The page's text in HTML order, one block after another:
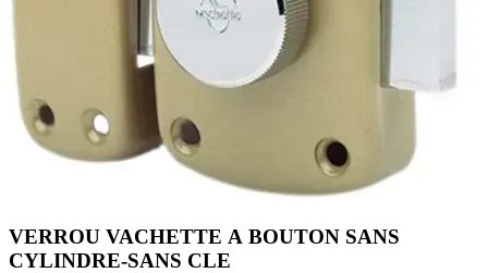
VERROU VACHETTE A BOUTON SANS
CYLINDRE-SANS CLE